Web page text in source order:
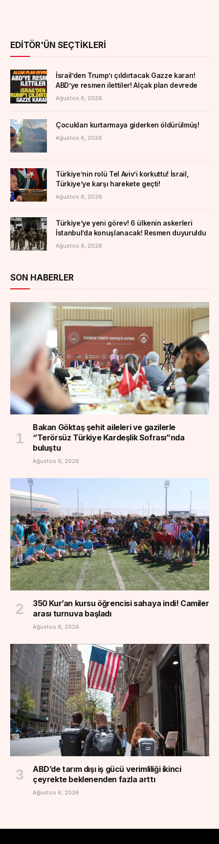
EDITÖR'ÜN SEÇTIKLERI
İsrail’den Trump’ı çıldırtacak Gazze kararı!
ABD’ye resmen ilettiler! Alçak plan devrede
Ağustos 6, 2026
Çocukları kurtarmaya giderken öldürülmüş!
Ağustos 6, 2026
Türkiye’nin rolü Tel Aviv’i korkuttu! İsrail,
Türkiye’ye karşı harekete geçti!
Ağustos 6, 2026
Türkiye’ye yeni görev! 6 ülkenin askerleri
İstanbul’da konuşlanacak! Resmen duyuruldu
Ağustos 6, 2026
SON HABERLER
Bakan Göktaş şehit aileleri ve gazilerle
“Terörsüz Türkiye Kardeşlik Sofrası”nda
buluştu
Ağustos 6, 2026
350 Kur’an kursu öğrencisi sahaya indi! Camiler
arası turnuva başladı
Ağustos 6, 2026
ABD’de tarım dışı iş gücü verimliliği ikinci
çeyrekte beklenenden fazla arttı
Ağustos 6, 2026